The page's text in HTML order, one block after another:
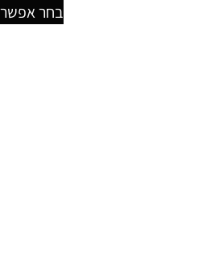
בחר אפשרויות